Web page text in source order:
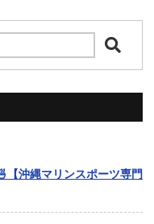
【沖縄マリンスポーツ専門